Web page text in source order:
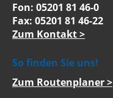
Fon: 05201 81 46-0
Fax: 05201 81 46-22
Zum Kontakt >
So finden Sie uns!
Zum Routenplaner >